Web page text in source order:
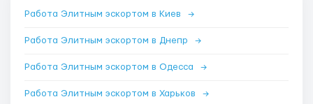
Работа Элитным эскортом в Киев →
Работа Элитным эскортом в Днепр →
Работа Элитным эскортом в Одесса →
Работа Элитным эскортом в Харьков →